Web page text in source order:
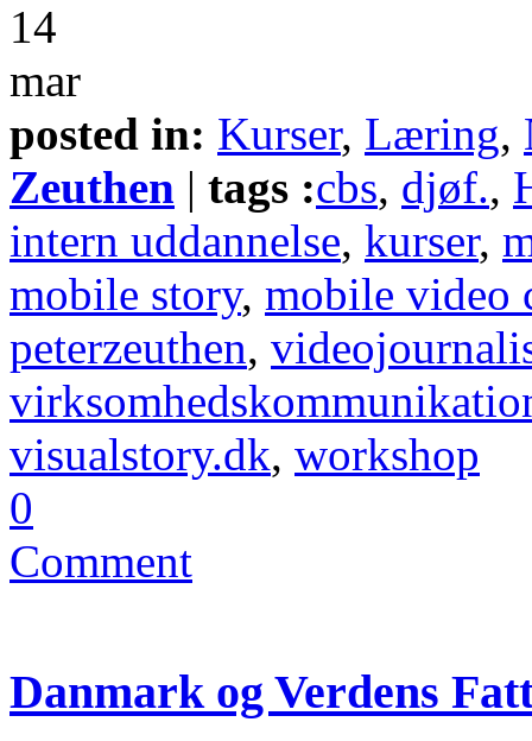
14
mar
posted in: Kurser, Læring,
Zeuthen | tags :cbs, djøf.,
intern uddannelse, kurser,
mobile story, mobile video
peterzeuthen,
visualstory.dk, workshop
0
Comment
Danmark og Verdens